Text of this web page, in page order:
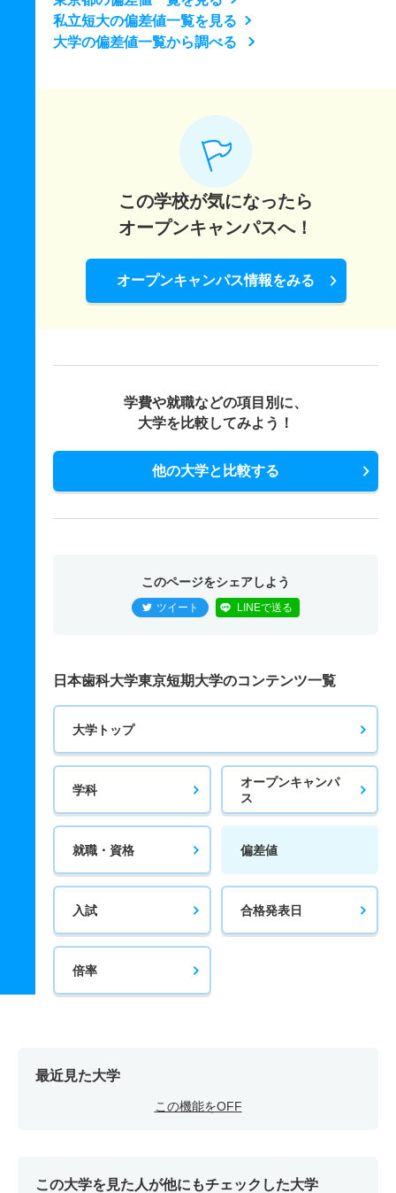
私立短大の偏差値一覧を見る
大学の偏差値一覧から調べる
この学校が気になったら
オープンキャンパスへ！
オープンキャンパス情報をみる
学費や就職などの項目別に、
大学を比較してみよう！
他の大学と比較する
このページをシェアしよう
ツイート LINEで送る
日本歯科大学東京短期大学のコンテンツ一覧
大学トップ
学科
オープンキャンパ
ス
就職・資格 偏差値
入試 合格発表日
倍率
最近見た大学
この機能をOFF
この大学を見た人が他にもチェックした大学